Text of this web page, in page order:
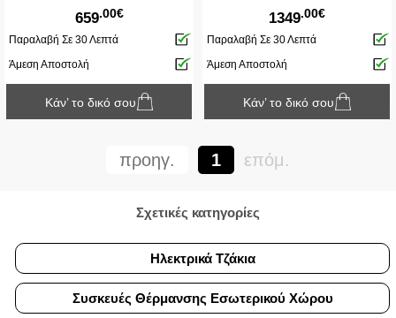
113.7x28.2x102.2cm - Τιρκουάζ
659.00€
Παραλαβή Σε 30 Λεπτά
Άμεση Αποστολή
Κάν’ το δικό σου
διαστάσεις 110x35x100cm
1349.00€
Παραλαβή Σε 30 Λεπτά
Άμεση Αποστολή
Κάν’ το δικό σου
προηγ. 1 επόμ.
Σχετικές κατηγορίες
Ηλεκτρικά Τζάκια
Συσκευές Θέρμανσης Εσωτερικού Χώρου